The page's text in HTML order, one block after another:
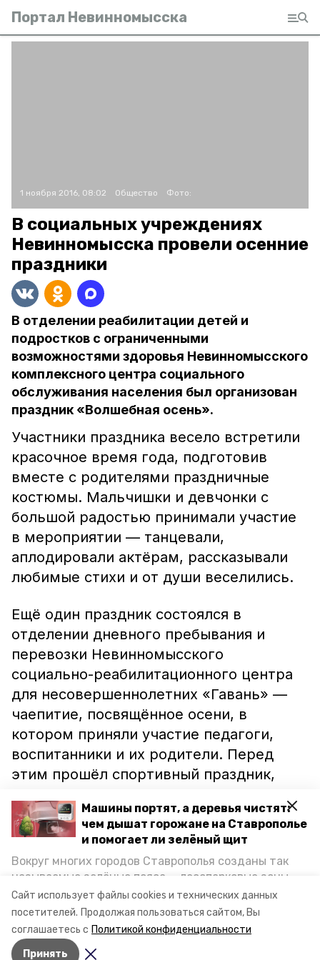
Сайт использует файлы cookies и технических данных
посетителей. Продолжая пользоваться сайтом, Вы
соглашаетесь с Политикой конфиденциальности
Принять
Машины портят, а деревья чистят:
чем дышат горожане на Ставрополье
и помогает ли зелёный щит
Вокруг многих городов Ставрополья созданы так
называемые зелёные пояса — лесопарковые зоны,
снижающие негативное воздействие выхлопных
газов на атмосферу. Справляются ли они с
постоянно растущим потоком автотранспорта и
каким воздухом дышат жители края, узнала
корреспондент «Победы26».
Портал Невинномысска
1 ноября 2016, 08:02 Общество Фото:
В социальных учреждениях
Невинномысска провели осенние
праздники
В отделении реабилитации детей и
подростков с ограниченными
возможностями здоровья Невинномысского
комплексного центра социального
обслуживания населения был организован
праздник «Волшебная осень».
Участники праздника весело встретили
красочное время года, подготовив
вместе с родителями праздничные
костюмы. Мальчишки и девчонки с
большой радостью принимали участие
в мероприятии — танцевали,
аплодировали актёрам, рассказывали
любимые стихи и от души веселились.
Ещё один праздник состоялся в
отделении дневного пребывания и
перевозки Невинномысского
социально-реабилитационного центра
для несовершеннолетних «Гавань» —
чаепитие, посвящённое осени, в
котором приняли участие педагоги,
воспитанники и их родители. Перед
этим прошёл спортивный праздник,
ценными призами.
спартакиададля людей с
ограниченными возможностями
здоровья.
Авторы: Александр Рюхин